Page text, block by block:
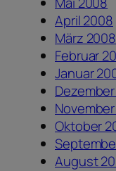
April 2008
März 2008
Februar
Januar
Oktober
August